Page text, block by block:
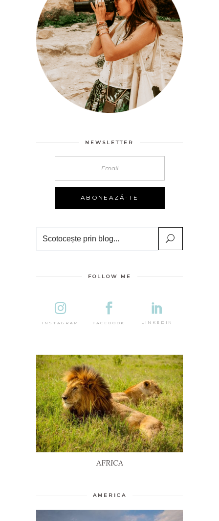
NEWSLETTER
FOLLOW ME
INSTAGRAM FACEBOOK LINKEDIN
AFRICA
AMERICA